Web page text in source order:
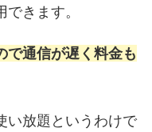
きます。
で通信が遅く料金も
い放題というわけで